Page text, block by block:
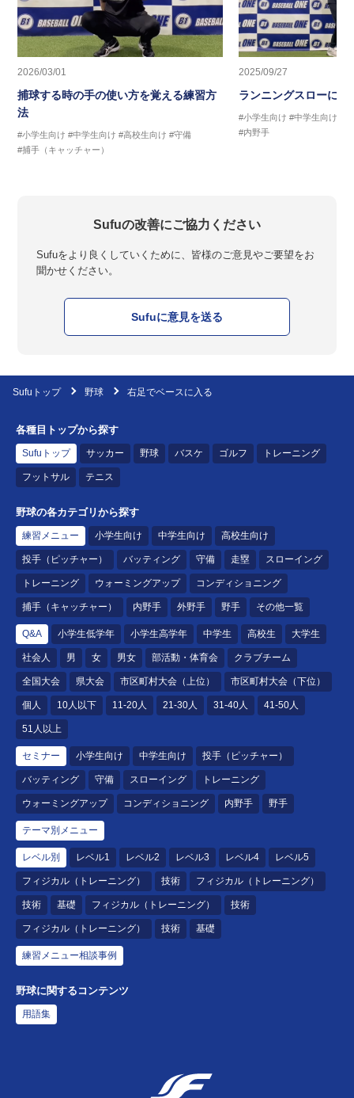
2026/03/01
捕球する時の手の使い方を覚える練習方
法
#小学生向け #中学生向け #高校生向け #守備
#捕手（キャッチャー）
2025/09/27
ランニングスローに繋
#小学生向け #中学生向け
#内野手
Sufuの改善にご協力ください
Sufuをより良くしていくために、皆様のご意見やご要望をお
聞かせください。
Sufuに意見を送る
Sufuトップ 野球 右足でベースに入る
各種目トップから探す
Sufuトップ サッカー 野球 バスケ ゴルフ トレーニング
フットサル テニス
野球の各カテゴリから探す
練習メニュー 小学生向け 中学生向け 高校生向け
投手（ピッチャー） バッティング 守備 走塁 スローイング
トレーニング ウォーミングアップ コンディショニング
捕手（キャッチャー） 内野手 外野手 野手 その他一覧
Q&A 小学生低学年 小学生高学年 中学生 高校生 大学生
社会人 男 女 男女 部活動・体育会 クラブチーム
全国大会 県大会 市区町村大会（上位） 市区町村大会（下位）
個人 10人以下 11-20人 21-30人 31-40人 41-50人
51人以上
セミナー 小学生向け 中学生向け 投手（ピッチャー）
バッティング 守備 スローイング トレーニング
ウォーミングアップ コンディショニング 内野手 野手
テーマ別メニュー
レベル別 レベル1 レベル2 レベル3 レベル4 レベル5
フィジカル（トレーニング） 技術 フィジカル（トレーニング）
技術 基礎 フィジカル（トレーニング） 技術
フィジカル（トレーニング） 技術 基礎
練習メニュー相談事例
野球に関するコンテンツ
用語集